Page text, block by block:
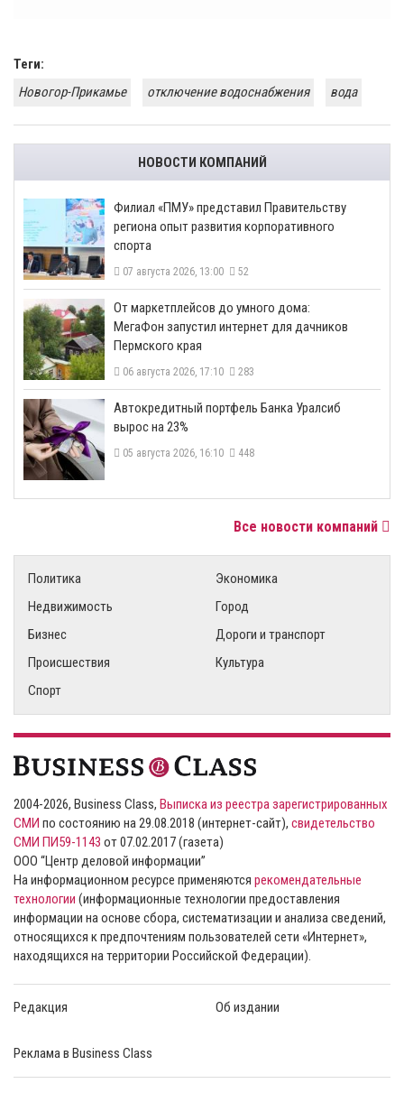
Теги:
Новогор-Прикамье
отключение водоснабжения вода
НОВОСТИ КОМПАНИЙ
​Филиал «ПМУ» представил Правительству
региона опыт развития корпоративного
спорта
07 августа 2026, 13:00 52
От маркетплейсов до умного дома:
МегаФон запустил интернет для дачников
Пермского края
06 августа 2026, 17:10 283
​Автокредитный портфель Банка Уралсиб
вырос на 23%
05 августа 2026, 16:10 448
Все новости компаний
Политика
Экономика
Недвижимость
Город
Бизнес
Дороги и транспорт
Происшествия
Культура
Спорт
2004-2026, Business Class, Выписка из реестра зарегистрированных
СМИ по состоянию на 29.08.2018 (интернет-сайт), свидетельство
СМИ ПИ59-1143 от 07.02.2017 (газета)
ООО “Центр деловой информации”
На информационном ресурсе применяются рекомендательные
технологии (информационные технологии предоставления
информации на основе сбора, систематизации и анализа сведений,
относящихся к предпочтениям пользователей сети «Интернет»,
находящихся на территории Российской Федерации).
Редакция Об издании
Реклама в Business Class